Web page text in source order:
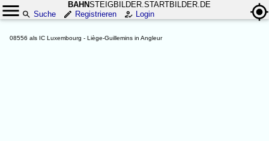
BAHNSTEIGBILDER.STARTBILDER.DE
Suche
Registrieren Login
08556 als IC Luxembourg - Liège-Guillemins in Angleur